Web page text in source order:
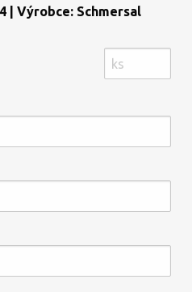
| Výrobce: Schmersal